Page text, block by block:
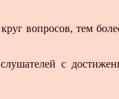
вопросов, тем
с